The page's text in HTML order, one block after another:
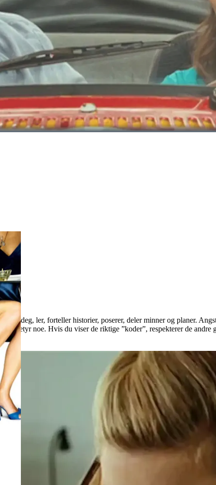
deg, ler, forteller historier, poserer, deler minner og planer.
betyr noe. Hvis du viser de riktige ”koder”, respekterer de